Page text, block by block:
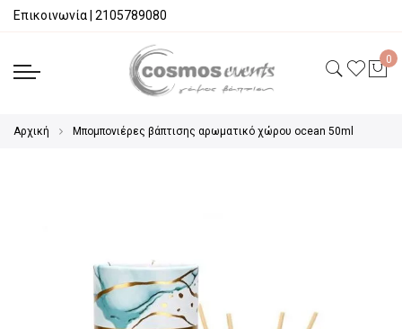
Επικοινωνία 2105789080
Αρχική Μπομπονιέρες βάπτισης αρωματικό χώρου ocean 50ml